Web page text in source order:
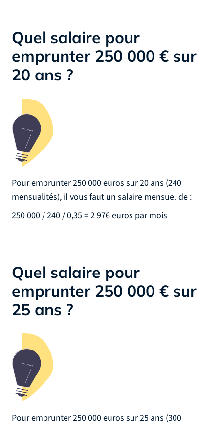
Quel salaire pour
emprunter 250 000 € sur
20 ans ?
Pour emprunter 250 000 euros sur 20 ans (240
mensualités), il vous faut un salaire mensuel de :
250 000 / 240 / 0,35 = 2 976 euros par mois
Quel salaire pour
emprunter 250 000 € sur
25 ans ?
Pour emprunter 250 000 euros sur 25 ans (300